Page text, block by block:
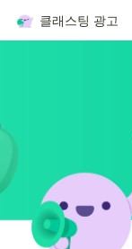
클래스팅 광고